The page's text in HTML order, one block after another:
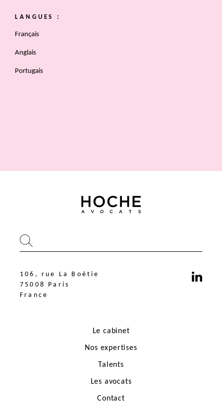
106, rue La Boétie
LANGUES :
Français
Anglais
Portugais
106, rue La Boétie
75008 Paris
France
Le cabinet
Nos expertises
Talents
Les avocats
Contact